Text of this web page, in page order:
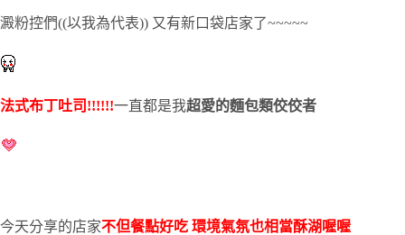
澱粉控們((以我為代表)) 又有新口袋店家了~~~~~
法式布丁吐司!!!!!!一直都是我超愛的麵包類佼佼者
今天分享的店家不但餐點好吃 環境氣氛也相當酥湖喔喔